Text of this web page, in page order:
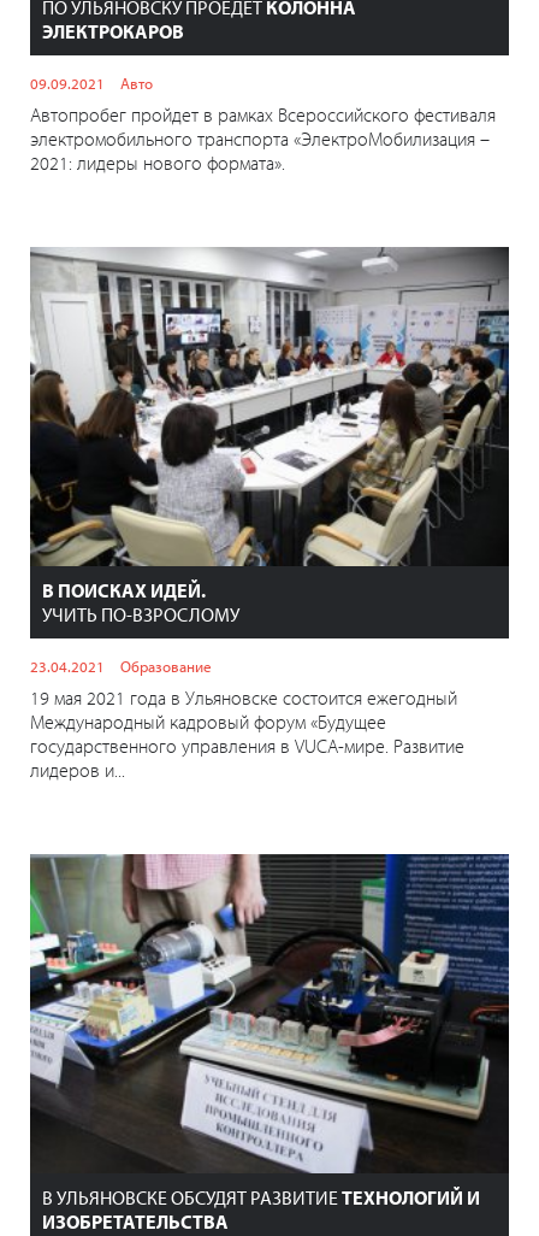
ПО УЛЬЯНОВСКУ ПРОЕДЕТ КОЛОННА
ЭЛЕКТРОКАРОВ
09.09.2021 Авто
Автопробег пройдет в рамках Всероссийского фестиваля
электромобильного транспорта «ЭлектроМобилизация –
2021: лидеры нового формата».
В ПОИСКАХ ИДЕЙ.
УЧИТЬ ПО-ВЗРОСЛОМУ
23.04.2021 Образование
19 мая 2021 года в Ульяновске состоится ежегодный
Международный кадровый форум «Будущее
государственного управления в VUСA-мире. Развитие
лидеров и...
В УЛЬЯНОВСКЕ ОБСУДЯТ РАЗВИТИЕТЕХНОЛОГИЙ И
ИЗОБРЕТАТЕЛЬСТВА